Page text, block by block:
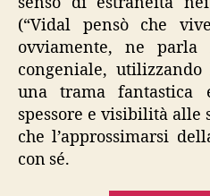
(“Vidal pensò che
ovviamente, ne
congeniale, utilizzando
una trama fantastica
spessore e visibilità alle
che l’approssimarsi
con sé.